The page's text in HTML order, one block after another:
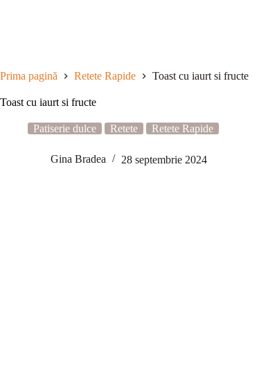
Prima pagină Retete Rapide Toast cu iaurt si fructe
Toast cu iaurt si fructe
Patiserie dulce Retete Retete Rapide
Gina Bradea 28 septembrie 2024